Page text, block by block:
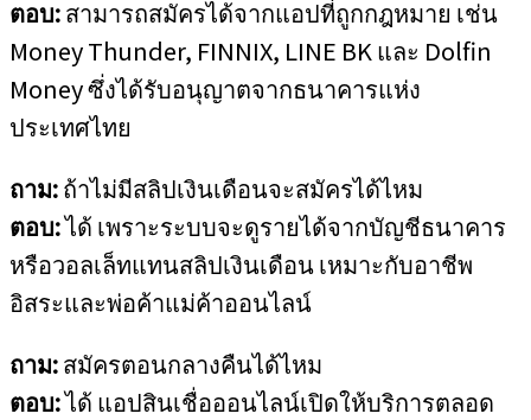
ตอบ:สามารถสมัครได้จากแอปที่ถูกกฎหมาย เช่น
Money Thunder, FINNIX, LINE BK และ Dolfin
Money ซึ่งได้รับอนุญาตจากธนาคารแห่ง
ประเทศไทย
ถาม:ถ้าไม่มีสลิปเงินเดือนจะสมัครได้ไหม
ตอบ:ได้ เพราะระบบจะดูรายได้จากบัญชีธนาคาร
หรือวอลเล็ทแทนสลิปเงินเดือน เหมาะกับอาชีพ
อิสระและพ่อค้าแม่ค้าออนไลน์
ถาม:สมัครตอนกลางคืนได้ไหม
ตอบ:ได้ แอปสินเชื่อออนไลน์เปิดให้บริการตลอด